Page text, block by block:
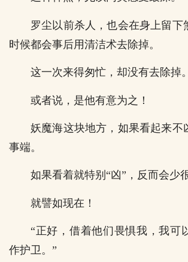
罗尘以前杀人，也会在身上留下
时候都会事后用清洁术去除掉。
这一次来得匆忙，却没有去除掉。
或者说，是他有意为之！
妖魔海这块地方，如果看起来不
事端。
如果看着就特别“凶”，反而会少
就譬如现在！
“正好，借着他们畏惧我，我可
作护卫。”